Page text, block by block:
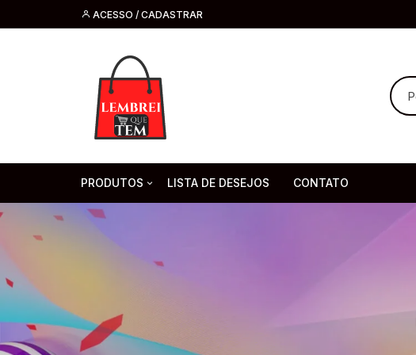
ACESSO / CADASTRAR
PRODUTOS
Moda, Beleza E Perfumaria
Artigos para festa
LISTA DE DESEJOS CONTATO